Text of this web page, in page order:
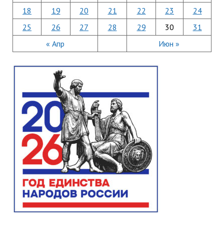
« Апр Июн »
18
19 20 21 22 23
24
25
26 27 28 29 30 31